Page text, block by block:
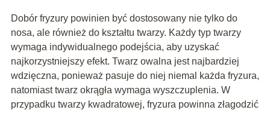
Dobór fryzury powinien być dostosowany nie tylko do
nosa, ale również do kształtu twarzy. Każdy typ twarzy
wymaga indywidualnego podejścia, aby uzyskać
najkorzystniejszy efekt. Twarz owalna jest najbardziej
wdzięczna, ponieważ pasuje do niej niemal każda fryzura,
natomiast twarz okrągła wymaga wyszczuplenia. W
przypadku twarzy kwadratowej, fryzura powinna złagodzić